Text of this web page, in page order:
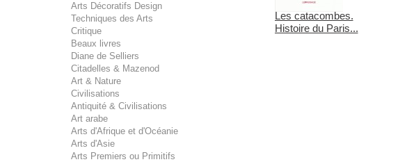
Arts Décoratifs Design
Techniques des Arts
Critique
Beaux livres
Diane de Selliers
Citadelles & Mazenod
Art & Nature
Civilisations
Antiquité & Civilisations
Art arabe
Arts d'Afrique et d'Océanie
Arts d'Asie
Arts Premiers ou Primitifs
Les catacombes.
Histoire du Paris...